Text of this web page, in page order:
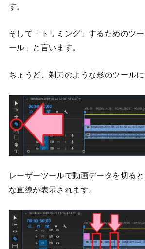
す。
そして「トリミング」するためのツ
ール」と言います。
ちょうど、剃刀のような形のツールに
レーザーツールで動画データを切る
な直線が表示されます。